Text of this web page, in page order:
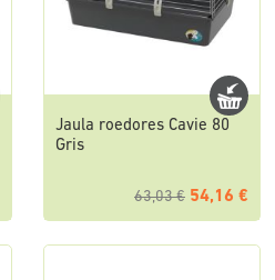
Jaula roedores Cavie 80
Gris
63,03 € 54,16 €